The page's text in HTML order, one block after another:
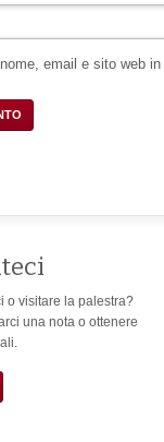
email e sito web
o visitare la palestra?
una nota o ottenere